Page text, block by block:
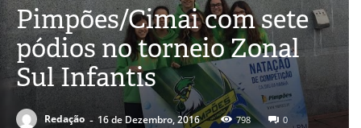
Pimpões/Cimai com sete
pódios no torneio Zonal
Sul Infantis
Redação - 16 de Dezembro, 2016 798 0